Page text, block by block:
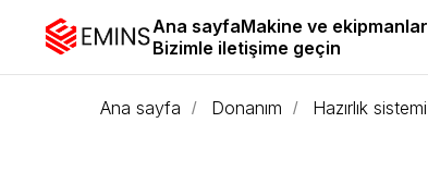
Ana sayfaMakine ve ekipmanlar
Bizimle iletişime geçin
Ana sayfa / Donanım / Hazırlık sistemi